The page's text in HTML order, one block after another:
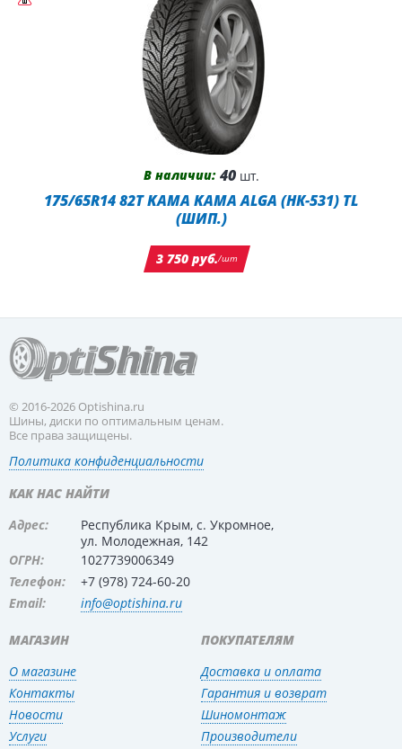
В наличии: 40шт.
175/65R14 82T KAMA KAMA ALGA (НК-531) TL
(ШИП.)
3 750 руб./шт
МАГАЗИН
О магазине
Контакты
Новости
Услуги
ПОКУПАТЕЛЯМ
Доставка и оплата
Гарантия и возврат
Шиномонтаж
Производители
© 2016-2026 Optishina.ru
Шины, диски по оптимальным ценам.
Все права защищены.
Политика конфиденциальности
КАК НАС НАЙТИ
Адрес:
Республика Крым, с. Укромное,
ул. Молодежная, 142
ОГРН:
1027739006349
Телефон:
+7 (978) 724-60-20
Email:
info@optishina.ru